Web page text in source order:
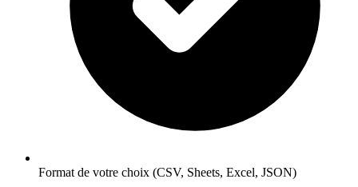
Format de votre choix (CSV, Sheets, Excel, JSON)